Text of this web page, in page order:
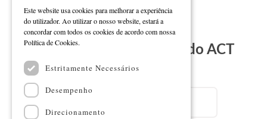
Subscreva a Newsletter do ACT
ENGLISH
Este website usa cookies para melhorar a experiência
do utilizador. Ao utilizar o nosso website, estará a
concordar com todos os cookies de acordo com nossa
Política de Cookies.
Estritamente Necessários
Desempenho
Direcionamento